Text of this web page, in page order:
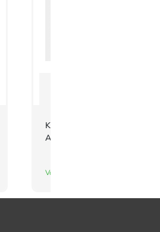
Karate-focushandschoen
Arawaza | zwart-blauw
Vandaag besteld, maandag in huis